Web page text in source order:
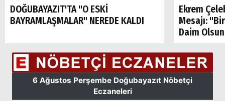
DOĞUBAYAZIT'TA "O ESKİ
BAYRAMLAŞMALAR" NEREDE KALDI
Ekrem
Mesajı:
Daim